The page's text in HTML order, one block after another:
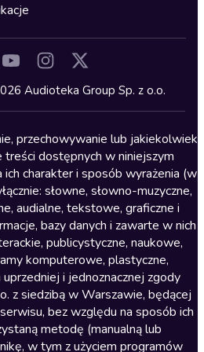
Audioteka Group Sp. z o.o.
przechowywanie lub jakiekolwiek
dostępnych w niniejszym
charakter i sposób wyrażenia (w
słowne, słowno-muzyczne,
audialne, tekstowe, graficzne i
bazy danych i zawarte w nich
publicystyczne, naukowe,
komputerowe, plastyczne,
i jednoznacznej zgody
z siedzibą w Warszawie, będącej
bez względu na sposób ich
metodę (manualną lub
w tym z użyciem programów